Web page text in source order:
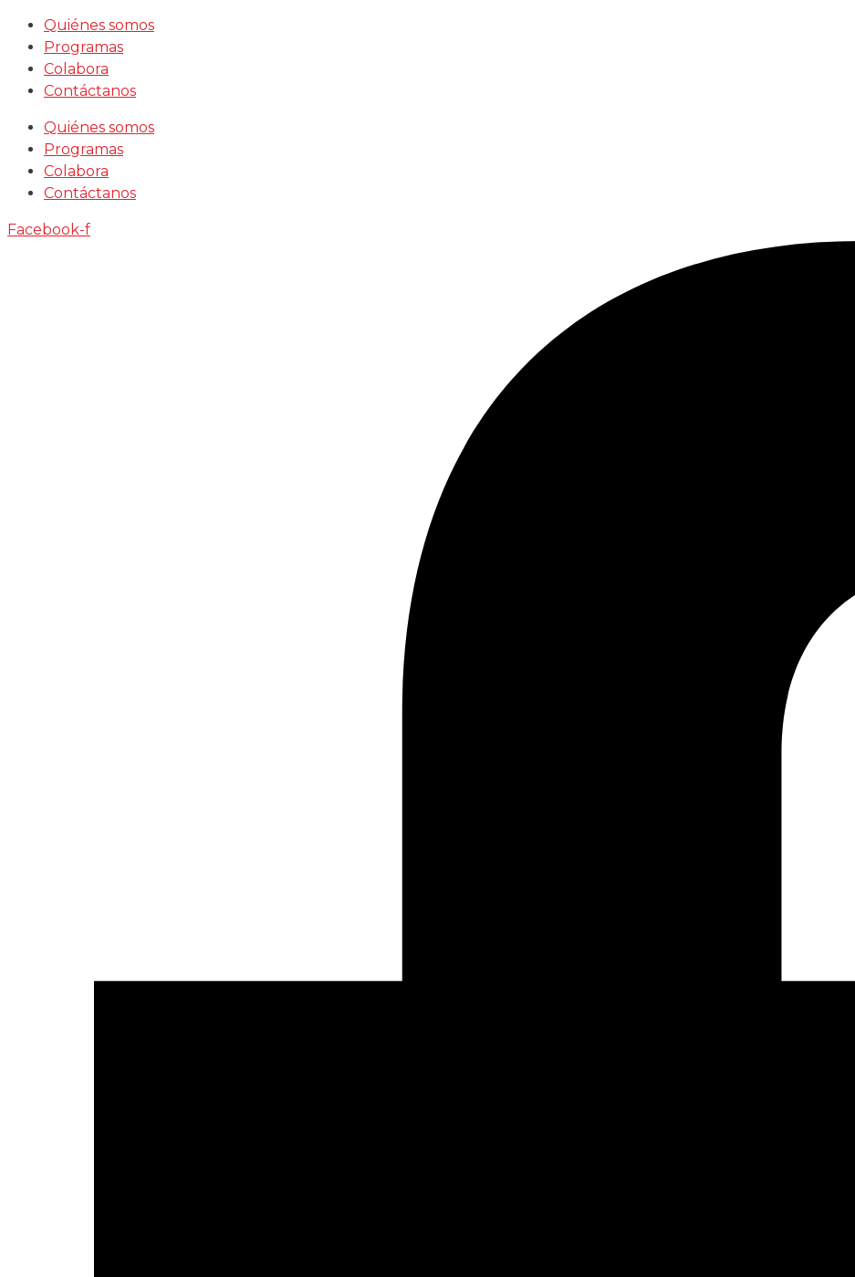
Saltar
contenido
Quiénes somos
Programas
Colabora
Contáctanos
Quiénes somos
Programas
Colabora
Contáctanos
Facebook-f